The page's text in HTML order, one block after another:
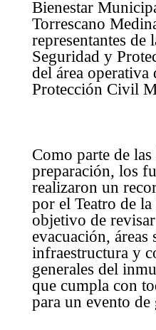
Bienestar
Torrescano
representantes de
Seguridad y
del área
Protección Civil
Como parte de
preparación, los
realizaron un
por el Teatro de
objetivo de
evacuación, áreas
infraestructura y
generales del
que cumpla con
para un evento